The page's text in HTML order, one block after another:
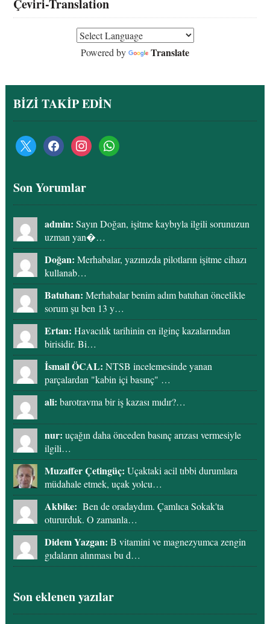
Çeviri-Translation
Powered by Translate
BİZİ TAKİP EDİN
x facebookinstagramwhatsapp
Son Yorumlar
admin: Sayın Doğan, işitme kaybıyla ilgili sorunuzun
uzman yan�…
Doğan: Merhabalar, yazınızda pilotların işitme cihazı
kullanab…
Batuhan: Merhabalar benim adım batuhan öncelikle
sorum şu ben 13 y…
Ertan: Havacılık tarihinin en ilginç kazalarından
birisidir. Bi…
İsmail ÖCAL: NTSB incelemesinde yanan
parçalardan "kabin içi basınç" …
ali: barotravma bir iş kazası mıdır?…
nur: uçağın daha önceden basınç arızası vermesiyle
ilgili…
Muzaffer Çetingüç: Uçaktaki acil tıbbi durumlara
müdahale etmek, uçak yolcu…
Akbike: Ben de oradaydım. Çamlıca Sokak'ta
otururduk. O zamanla…
Didem Yazgan: B vitamini ve magnezyumca zengin
gıdaların alınması bu d…
Son eklenen yazılar